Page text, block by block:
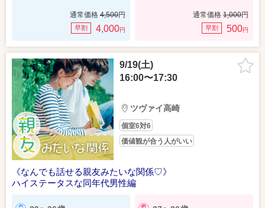
通常価格 4,500円
早割 4,000円
通常価格 1,000円
早割 500円
9/19(土)
16:00〜17:30
ツヴァイ高崎
個室6対6
価値観が合う人がいい
《なんでも話せる親友みたいな関係♡》
ハイステータスな同年代男性編